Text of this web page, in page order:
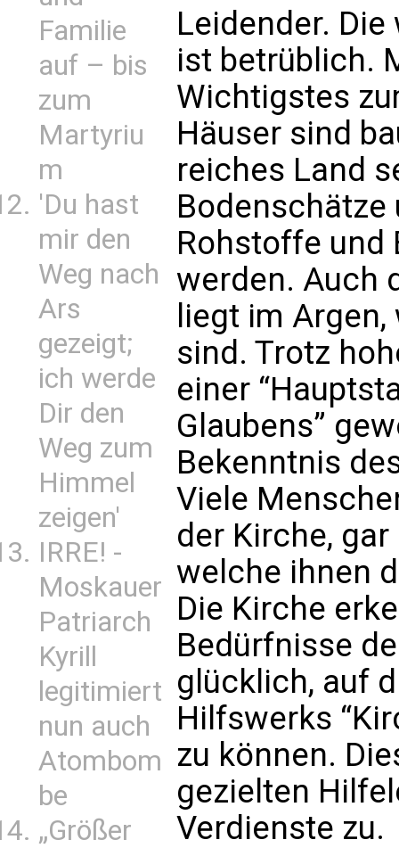
Familie
auf – bis
zum
Martyriu
m
'Du hast
mir den
Weg nach
Ars
gezeigt;
ich werde
Dir den
Weg zum
Himmel
zeigen'
IRRE! -
Moskauer
Patriarch
Kyrill
legitimiert
nun auch
Atombom
be
„Größer
Leidender.
ist betrüblich.
Wichtigstes
Häuser sind
reiches Land
Bodenschätze
Rohstoffe und
werden. Auch
liegt im
sind. Trotz
einer
Glaubens”
Bekenntnis
Viele
der Kirche,
welche ihnen
Die Kirche
Bedürfnisse
glücklich, auf
Hilfswerks
zu können.
gezielten
Verdienste zu.